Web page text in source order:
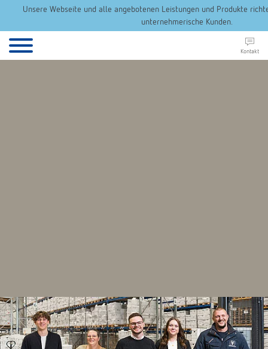
Unsere Webseite und alle angebotenen Leistungen und Produkte
unternehmerische Kunden.
Kontakt